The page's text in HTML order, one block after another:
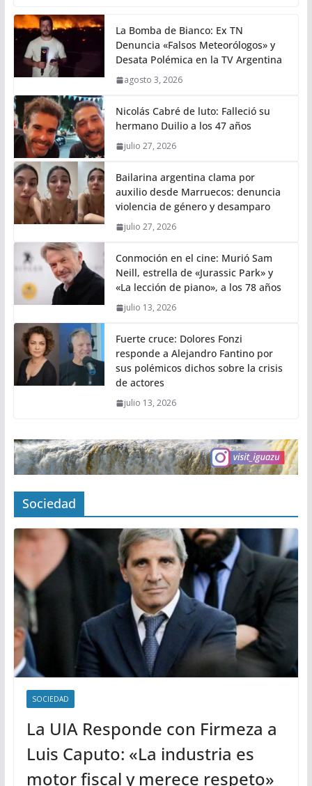
La Bomba de Bianco: Ex TN
Denuncia «Falsos Meteorólogos» y
Desata Polémica en la TV Argentina
agosto 3, 2026
Nicolás Cabré de luto: Falleció su
hermano Duilio a los 47 años
julio 27, 2026
Bailarina argentina clama por
auxilio desde Marruecos: denuncia
violencia de género y desamparo
julio 27, 2026
Conmoción en el cine: Murió Sam
Neill, estrella de «Jurassic Park» y
«La lección de piano», a los 78 años
julio 13, 2026
Fuerte cruce: Dolores Fonzi
responde a Alejandro Fantino por
sus polémicos dichos sobre la crisis
de actores
julio 13, 2026
Sociedad
SOCIEDAD
La UIA Responde con Firmeza a
Luis Caputo: «La industria es
motor fiscal y merece respeto»